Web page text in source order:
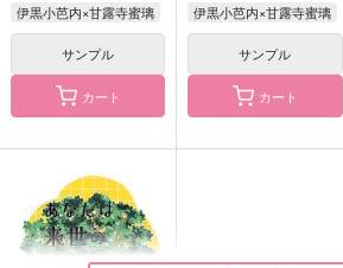
オデオデン
600円（税込）
伊黒小芭内×甘露寺蜜璃
サンプル
カート
伊黒小芭内×甘露寺蜜璃
サンプル
カート